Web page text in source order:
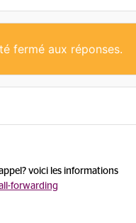
fermé aux réponses.
voici les informations
forwarding